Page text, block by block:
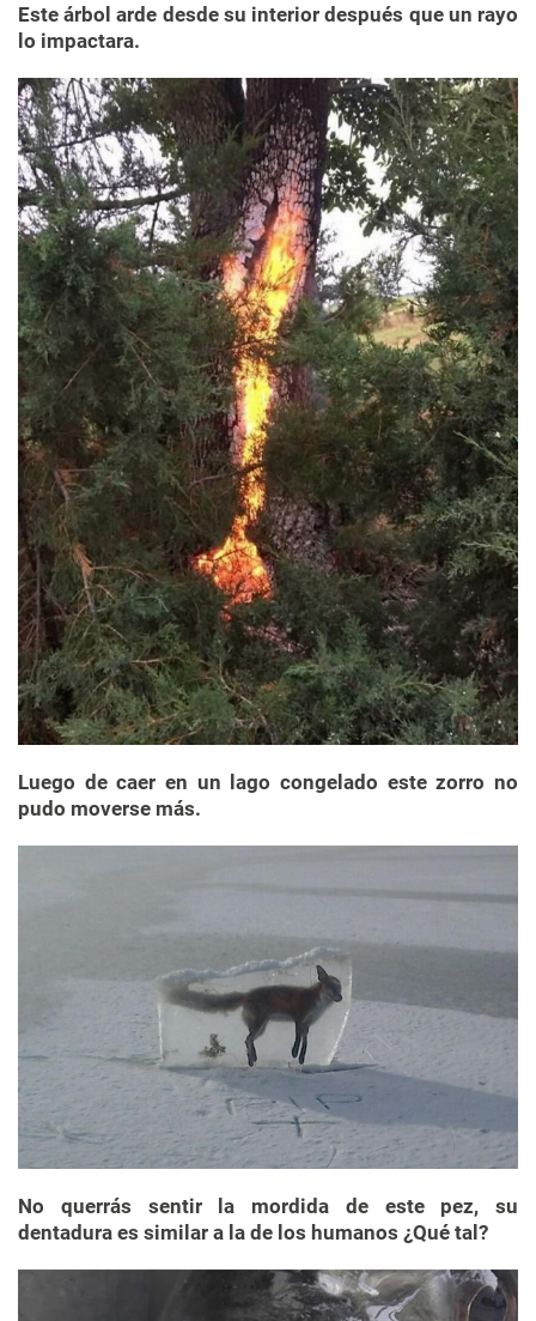
Este árbol arde desde su interior después que un rayo
lo impactara.
Luego de caer en un lago congelado este zorro no
pudo moverse más.
No querrás sentir la mordida de este pez, su
dentadura es similar a la de los humanos ¿Qué tal?